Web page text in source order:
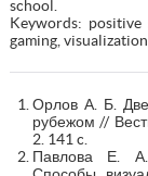
school.
Keywords: positive
gaming, visualization
Орлов А. Б. Две
рубежом //
2. 141 c.
Павлова Е. А.